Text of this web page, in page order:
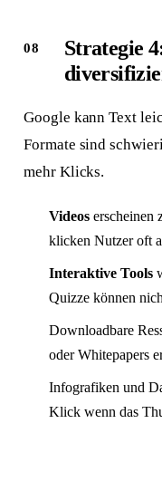
Strategie
Google kann Text
Formate sind
mehr Klicks.
Videoserscheinen
klicken Nutzer oft
Interaktive Tools
Quizze können
Downloadbare
oder Whitepapers
Infografiken und
Klick wenn das